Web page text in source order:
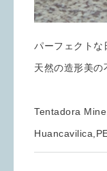
パーフェクトな
天然の造形美の
Tentadora